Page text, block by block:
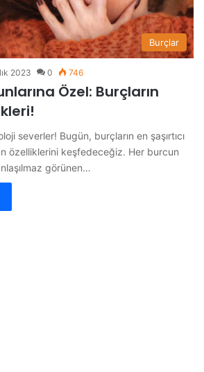
Burçlar
2023 0 746
Özel: Burçların
severler! Bugün, burçların en şaşırtıcı
özelliklerini keşfedeceğiz. Her burcun
görünen…